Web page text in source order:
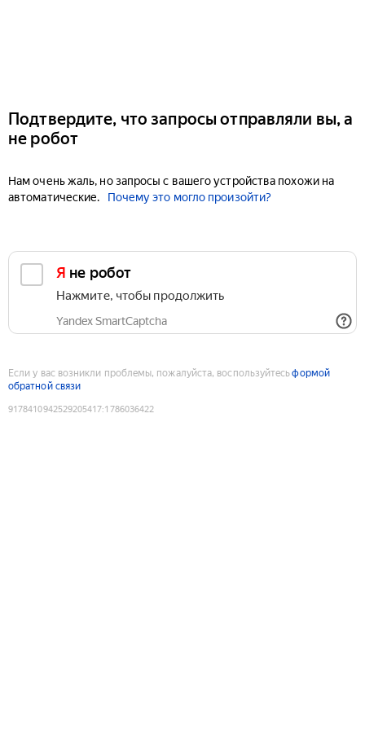
Подтвердите, что запросы отправляли вы, а
не робот
Нам очень жаль, но запросы с вашего устройства похожи на
автоматические.
Почему это могло произойти?
Я не робот
Нажмите, чтобы продолжить
Yandex SmartCaptcha
Если у вас возникли проблемы, пожалуйста, воспользуйтесьформой
обратной связи
9178410942529205417:1786036422